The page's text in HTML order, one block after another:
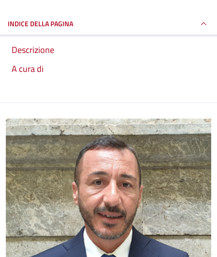
INDICE DELLA PAGINA
Descrizione
A cura di